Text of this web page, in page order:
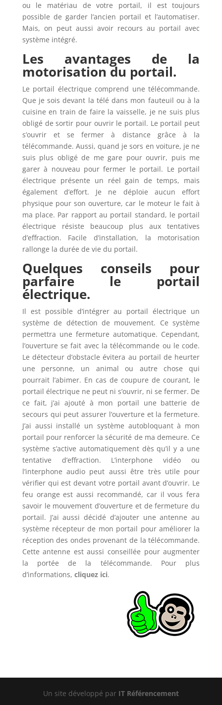
ou le matériau de votre portail, il est toujours
possible de garder l’ancien portail et l’automatiser.
Mais, on peut aussi avoir recours au portail avec
système intégré.
Les avantages de la
motorisation du portail.
Le portail électrique comprend une télécommande.
Que je sois devant la télé dans mon fauteuil ou à la
cuisine en train de faire la vaisselle, je ne suis plus
obligé de sortir pour ouvrir le portail. Le portail peut
s’ouvrir et se fermer à distance grâce à la
télécommande. Aussi, quand je sors en voiture, je ne
suis plus obligé de me gare pour ouvrir, puis me
garer à nouveau pour fermer le portail. Le portail
électrique présente un réel gain de temps, mais
également d’effort. Je ne déploie aucun effort
physique pour son ouverture, car le moteur le fait à
ma place. Par rapport au portail standard, le portail
électrique résiste beaucoup plus aux tentatives
d’effraction. Facile d’installation, la motorisation
rallonge la durée de vie du portail.
Quelques conseils pour
parfaire le portail
électrique.
Il est possible d’intégrer au portail électrique un
système de détection de mouvement. Ce système
permettra une fermeture automatique. Cependant,
l’ouverture se fait avec la télécommande ou le code.
Le détecteur d’obstacle évitera au portail de heurter
une personne, un animal ou autre chose qui
pourrait l’abimer. En cas de coupure de courant, le
portail électrique ne peut ni s’ouvrir, ni se fermer. De
ce fait, j’ai ajouté à mon portail une batterie de
secours qui peut assurer l’ouverture et la fermeture.
J’ai aussi installé un système autobloquant à mon
portail pour renforcer la sécurité de ma demeure. Ce
système s’active automatiquement dès qu’il y a une
tentative d’effraction. L’interphone vidéo ou
l’interphone audio peut aussi être très utile pour
vérifier qui est devant votre portail avant d’ouvrir. Le
feu orange est aussi recommandé, car il vous fera
savoir le mouvement d’ouverture et de fermeture du
portail. J’ai aussi décidé d’ajouter une antenne au
système récepteur de mon portail pour améliorer la
réception des ondes provenant de la télécommande.
Cette antenne est aussi conseillée pour augmenter
la portée de la télécommande. Pour plus
d’informations, cliquez ici.
Un site développé par IT Référencement